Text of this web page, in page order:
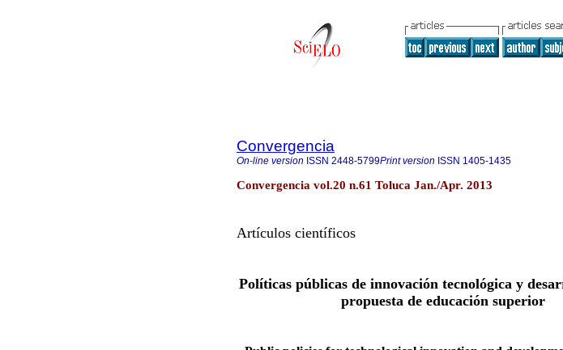
Convergencia
On-line version ISSN 2448-5799Print version ISSN 1405-1435
Convergencia vol.20 n.61 Toluca Jan./Apr. 2013
Artículos científicos
Políticas públicas de innovación tecnológica y
propuesta de educación superior